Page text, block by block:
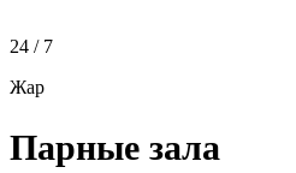
24 / 7
Жар
Парные зала